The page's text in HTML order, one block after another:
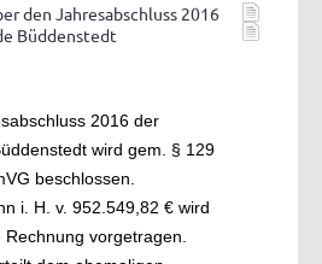
den Jahresabschluss 2016
Büddenstedt
2016 der
wird gem. § 129
beschlossen.
i. H. v. 952.549,82 € wird
vorgetragen.